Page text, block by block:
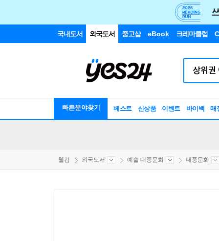
국내도서 외국도서 중고샵 eBook 크레마클럽
빠른분야찾기 베스트 신상품 이벤트 바이백 매
웰컴 외국도서 예술 대중문화 대중문화